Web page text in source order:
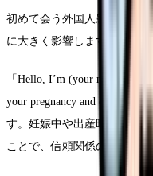
初めて会う外国人患者さん
に大きく影響します。まず
「Hello, I’m (your name), a
your pregnancy and delivery.
す。妊娠中や出産時のケア
ことで、信頼関係の第一歩